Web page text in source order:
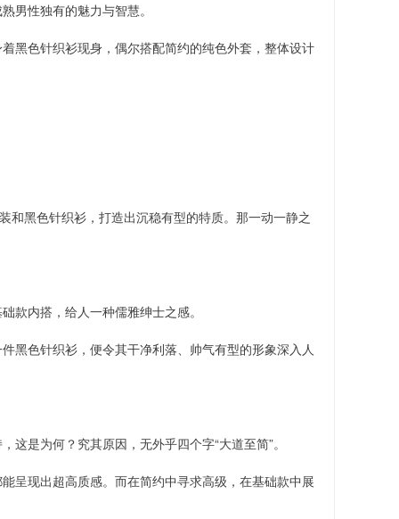
男性独有的魅力与智慧。
黑色针织衫现身，偶尔搭配简约的纯色外套，整体设计
和黑色针织衫，打造出沉稳有型的特质。那一动一静之
款内搭，给人一种儒雅绅士之感。
黑色针织衫，便令其干净利落、帅气有型的形象深入人
是为何？究其原因，无外乎四个字“大道至简”。
呈现出超高质感。而在简约中寻求高级，在基础款中展